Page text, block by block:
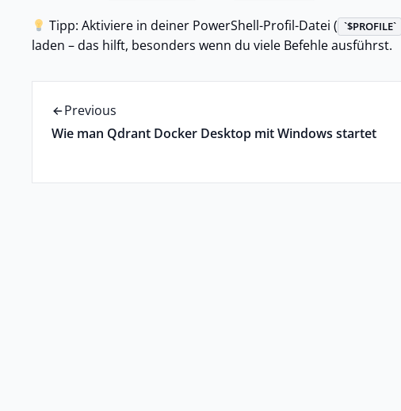
Tipp: Aktiviere in deiner PowerShell-Profil-Datei ( $PROFILE
laden – das hilft, besonders wenn du viele Befehle ausführst.
Previous
Wie man Qdrant Docker Desktop mit Windows startet